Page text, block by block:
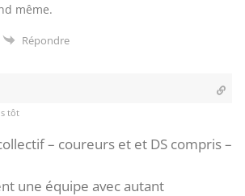
même.
Répondre
tôt
– coureurs et et DS compris –
une équipe avec autant